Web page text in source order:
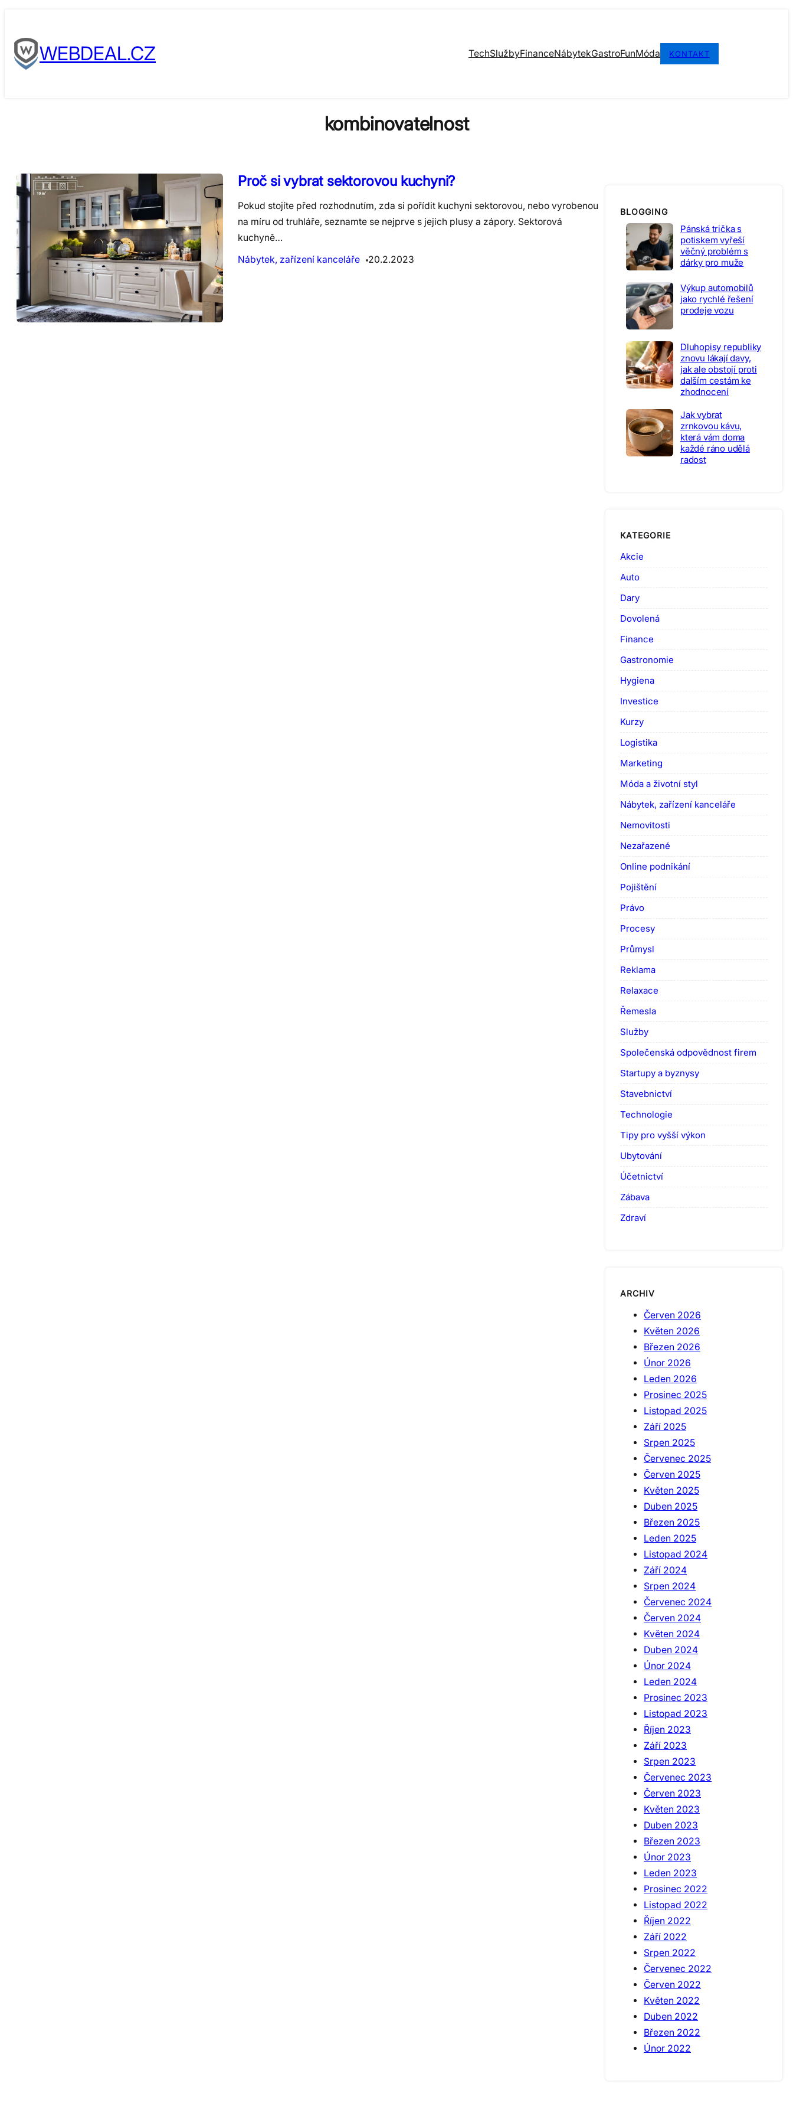
contentWEBDEAL.CZ TechSlužbyFinanceNábytekGastroFunMóda KONTAKT
kombinovatelnost
Proč si vybrat sektorovou kuchyni?
Pokud stojíte před rozhodnutím, zda si pořídit kuchyni sektorovou, nebo vyrobenou
na míru od truhláře, seznamte se nejprve s jejich plusy a zápory. Sektorová
kuchyně…
Nábytek, zařízení kanceláře
20.2.2023
BLOGGING
Pánská trička s
potiskem vyřeší
věčný problém s
dárky pro muže
Výkup automobilů
jako rychlé řešení
prodeje vozu
Dluhopisy republiky
znovu lákají davy,
jak ale obstojí proti
dalším cestám ke
zhodnocení
Jak vybrat
zrnkovou kávu,
která vám doma
každé ráno udělá
radost
KATEGORIE
Akcie
Auto
Dary
Dovolená
Finance
Gastronomie
Hygiena
Investice
Kurzy
Logistika
Marketing
Móda a životní styl
Nábytek, zařízení kanceláře
Nemovitosti
Nezařazené
Online podnikání
Pojištění
Právo
Procesy
Průmysl
Reklama
Relaxace
Řemesla
Služby
Společenská odpovědnost firem
Startupy a byznysy
Stavebnictví
Technologie
Tipy pro vyšší výkon
Ubytování
Účetnictví
Zábava
Zdraví
ARCHIV
Červen 2026
Květen 2026
Březen 2026
Únor 2026
Leden 2026
Prosinec 2025
Listopad 2025
Září 2025
Srpen 2025
Červenec 2025
Červen 2025
Květen 2025
Duben 2025
Březen 2025
Leden 2025
Listopad 2024
Září 2024
Srpen 2024
Červenec 2024
Červen 2024
Květen 2024
Duben 2024
Únor 2024
Leden 2024
Prosinec 2023
Listopad 2023
Říjen 2023
Září 2023
Srpen 2023
Červenec 2023
Červen 2023
Květen 2023
Duben 2023
Březen 2023
Únor 2023
Leden 2023
Prosinec 2022
Listopad 2022
Říjen 2022
Září 2022
Srpen 2022
Červenec 2022
Červen 2022
Květen 2022
Duben 2022
Březen 2022
Únor 2022